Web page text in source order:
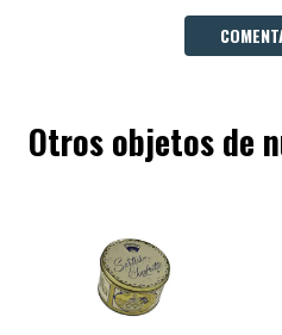
Otros objetos de